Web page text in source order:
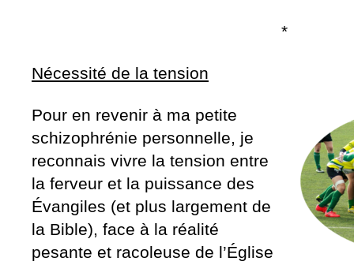
*
Nécessité de la tension
Pour en revenir à ma petite
schizophrénie personnelle, je
reconnais vivre la tension entre
la ferveur et la puissance des
Évangiles (et plus largement de
la Bible), face à la réalité
pesante et racoleuse de l’Église